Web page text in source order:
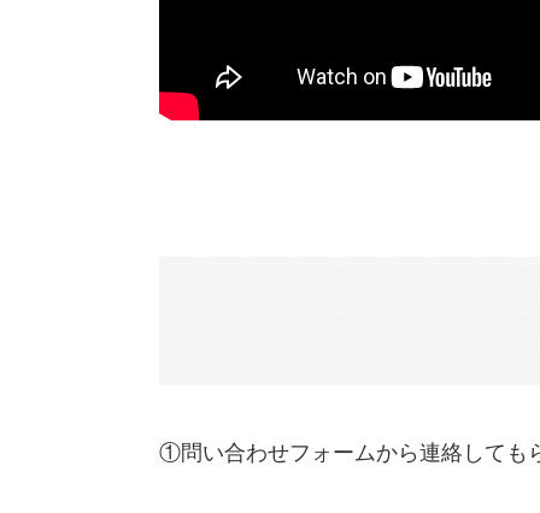
①問い合わせフォームから連絡しても